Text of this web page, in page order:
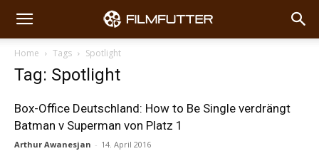
Home Tags Spotlight
Tag: Spotlight
Box-Office Deutschland: How to Be Single verdrängt
Batman v Superman von Platz 1
Arthur Awanesjan - 14. April 2016